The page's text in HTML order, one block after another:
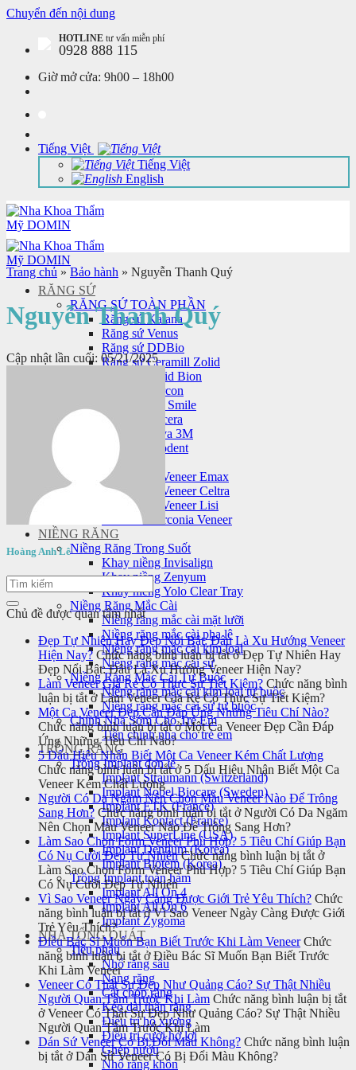
Chuyển đến nội dung
HOTLINE tư vấn miễn phí
0928 888 115
Giờ mở cửa: 9h00 – 18h00
Tiếng Việt
Tiếng Việt
English
RĂNG SỨ
RĂNG SỨ TOÀN PHẦN
Răng sứ Katana
Răng sứ Venus
Răng sứ DDBio
Răng sứ Ceramill Zolid
Răng sứ Zolid Bion
Răng sứ Cercon
Răng sứ HT Smile
Răng sứ Nacera
Răng sứ Lava 3M
Răng sứ Orodent
Mặt dán sứ veneer
Mặt dán sứ Veneer Emax
Mặt dán sứ Veneer Celtra
Mặt dán sứ Veneer Lisi
Laminate Zirconia Veneer
NIỀNG RĂNG
Niềng Răng Trong Suốt
Khay niềng Invisalign
Khay niềng Zenyum
Khay niềng Yolo Clear Tray
Niềng Răng Mắc Cài
Niềng răng mắc cài mặt lưỡi
Niềng răng mắc cài pha lê
Niềng răng mắc cài kim loại
Niềng răng mắc cài sứ
Niềng Răng Mắc Cài Tự Buộc
Niềng răng mắc cài kim loại tự buộc
Niềng răng mắc cài sứ tự buộc
Chỉnh Nha Sớm Cho Trẻ Em
Tiền chỉnh nha cho trẻ em
TRỒNG RĂNG
Trồng Implant đơn lẻ
Implant Straumann (Switzerland)
Implant Nobel Biocare (Sweden)
Implant ETK (France)
Implant Kontact (France)
Implant SuperLine (USA)
Implant Dentium (Korea)
Implant Biotem (Korea)
Trồng Implant toàn hàm
Implant All On 4
Implant All On 6
Implant Zygoma
NHA TỔNG QUÁT
Tiểu phẫu
Nhổ răng sâu
Nang răng
Cắt chóp răng
Kéo dài thân răng
Điều trị hô xương
Điều trị cười hở lợi
Ghép nướu
Nhổ răng khôn
Trang chủ » Bảo hành » Nguyễn Thanh Quý
Nguyễn Thanh Quý
Cập nhật lần cuối: 05/21/2025
Hoàng Anh Lê
Chủ đề được quan tâm nhất
Đẹp Tự Nhiên Hay Đẹp Nổi Bật: Đâu Là Xu Hướng Veneer
Hiện Nay? Chức năng bình luận bị tắtở Đẹp Tự Nhiên Hay
Đẹp Nổi Bật: Đâu Là Xu Hướng Veneer Hiện Nay?
Làm Veneer Giá Rẻ Có Thực Sự Tiết Kiệm? Chức năng bình
luận bị tắtở Làm Veneer Giá Rẻ Có Thực Sự Tiết Kiệm?
Một Ca Veneer Đẹp Cần Đáp Ứng Những Tiêu Chí Nào?
Chức năng bình luận bị tắtở Một Ca Veneer Đẹp Cần Đáp
Ứng Những Tiêu Chí Nào?
5 Dấu Hiệu Nhận Biết Một Ca Veneer Kém Chất Lượng
Chức năng bình luận bị tắtở 5 Dấu Hiệu Nhận Biết Một Ca
Veneer Kém Chất Lượng
Người Có Da Ngăm Nên Chọn Màu Veneer Nào Để Trông
Sang Hơn? Chức năng bình luận bị tắtở Người Có Da Ngăm
Nên Chọn Màu Veneer Nào Để Trông Sang Hơn?
Làm Sao Chọn Form Veneer Phù Hợp? 5 Tiêu Chí Giúp Bạn
Có Nụ Cười Đẹp Tự Nhiên Chức năng bình luận bị tắtở
Làm Sao Chọn Form Veneer Phù Hợp? 5 Tiêu Chí Giúp Bạn
Có Nụ Cười Đẹp Tự Nhiên
Vì Sao Veneer Ngày Càng Được Giới Trẻ Yêu Thích? Chức
năng bình luận bị tắtở Vì Sao Veneer Ngày Càng Được Giới
Trẻ Yêu Thích?
Điều Bác Sĩ Muốn Bạn Biết Trước Khi Làm Veneer Chức
năng bình luận bị tắtở Điều Bác Sĩ Muốn Bạn Biết Trước
Khi Làm Veneer
Veneer Có Thật Sự Đẹp Như Quảng Cáo? Sự Thật Nhiều
Người Quan Tâm Trước Khi Làm Chức năng bình luận bị tắt
ở Veneer Có Thật Sự Đẹp Như Quảng Cáo? Sự Thật Nhiều
Người Quan Tâm Trước Khi Làm
Dán Sứ Veneer Có Bị Đổi Màu Không? Chức năng bình luận
bị tắtở Dán Sứ Veneer Có Bị Đổi Màu Không?